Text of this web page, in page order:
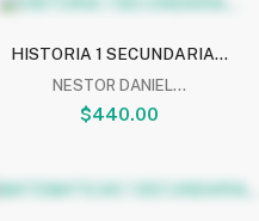
HISTORIA 1 SECUNDARIA...
NESTOR DANIEL...
$440.00